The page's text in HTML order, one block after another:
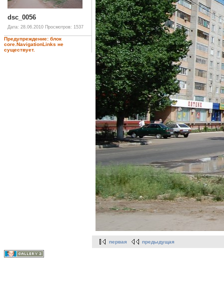
dsc_0056
Дата: 28.06.2010 Просмотров: 1537
Предупреждение: блок
core.NavigationLinks не
существует.
первая предыдущая